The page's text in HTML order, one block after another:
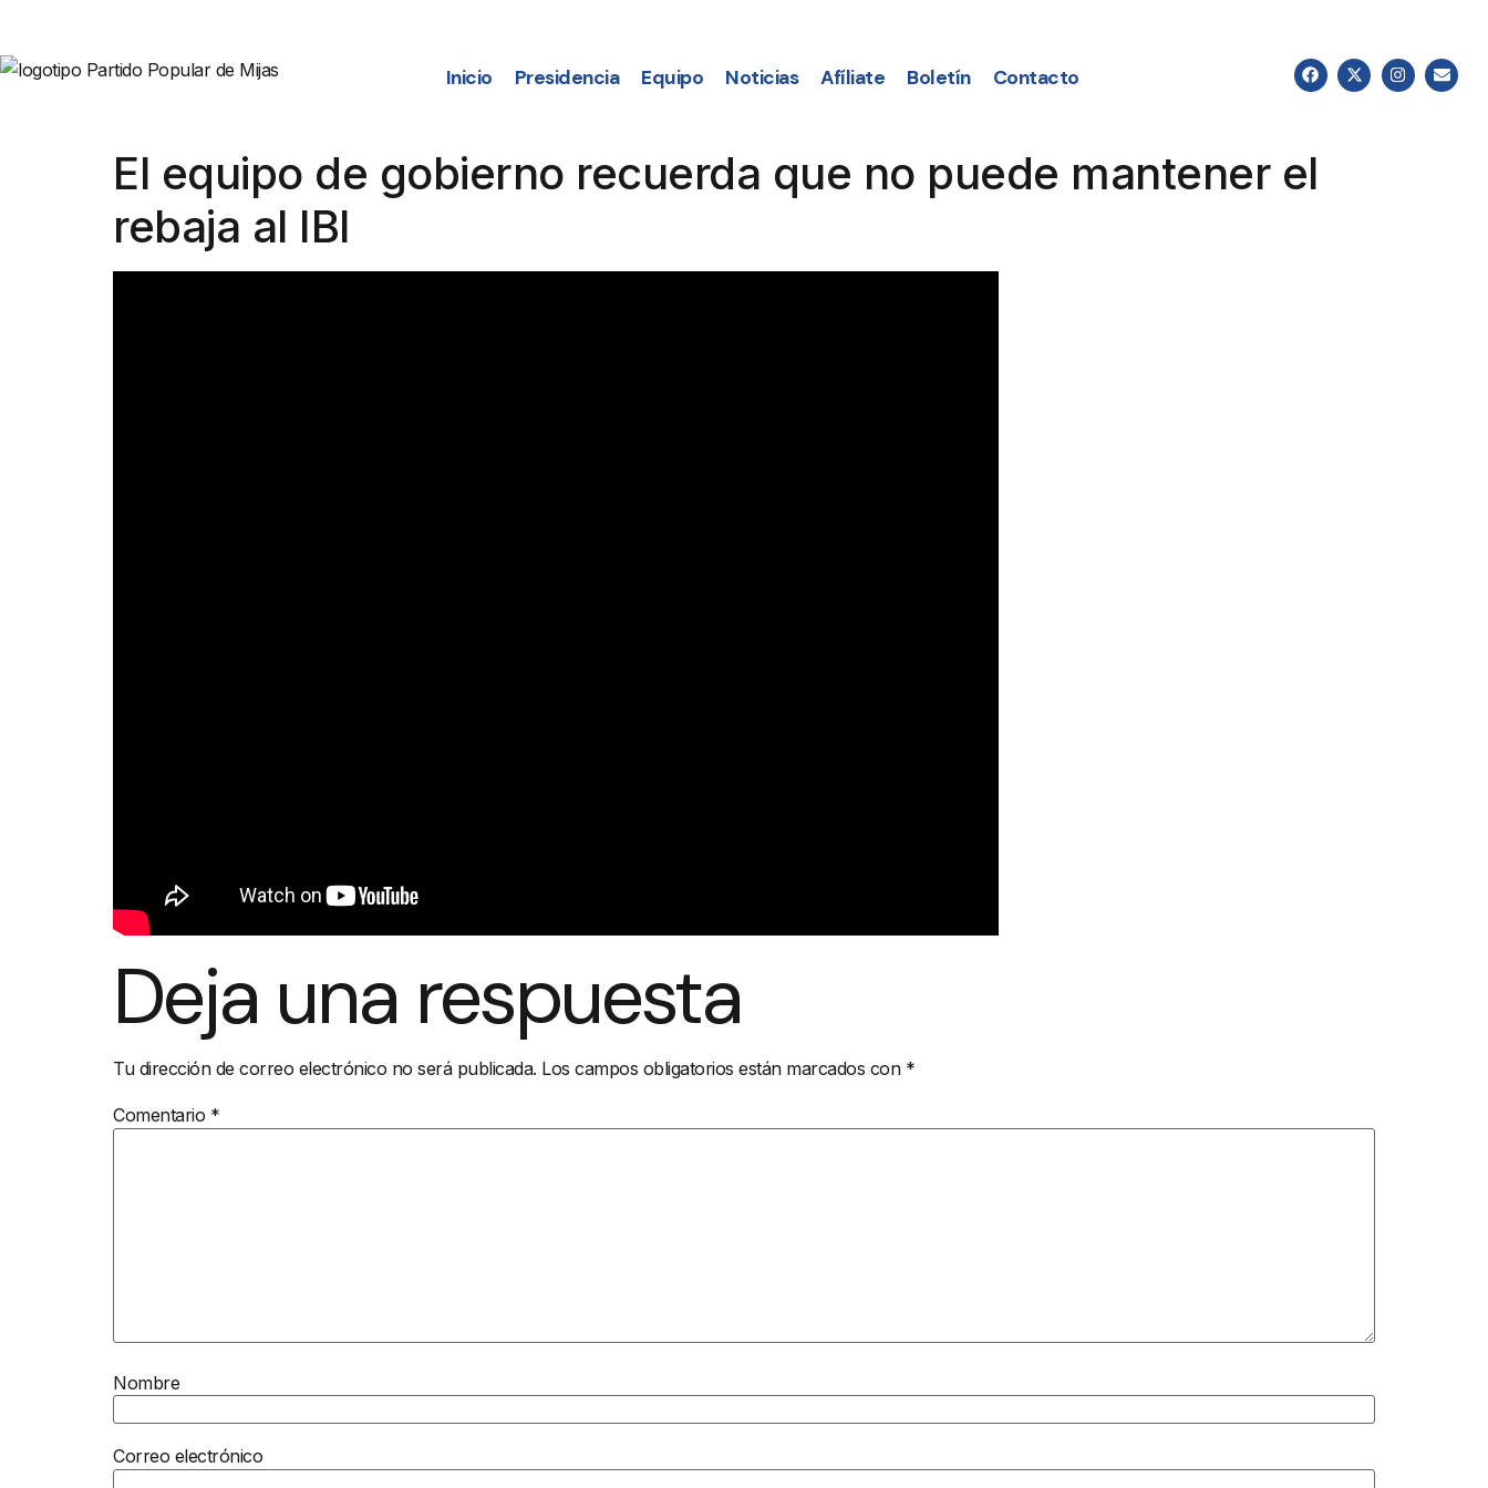
Inicio Presidencia Equipo Noticias Afíliate Boletín Contacto
El equipo de gobierno recuerda que no puede mantener el
rebaja al IBI
Deja una respuesta
Tu dirección de correo electrónico no será publicada. Los campos obligatorios están marcados con *
Comentario *
Nombre
Correo electrónico